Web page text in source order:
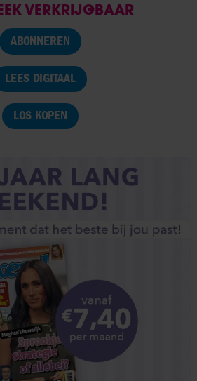
VERKRIJGBAAR
ABONNEREN
LEES DIGITAAL
LOS KOPEN